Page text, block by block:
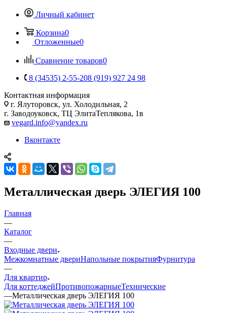
Личный кабинет
Корзина0
Отложенные0
Сравнение товаров0
8 (34535) 2-55-208 (919) 927 24 98
Контактная информация
г. Ялуторовск, ул. Холодильная, 2
г. Заводоуковск, ​ТЦ Элита​Теплякова, 1в
vegard.info@yandex.ru
Вконтакте
Металлическая дверь ЭЛЕГИЯ 100
Главная
—
Каталог
—
Входные двери
Межкомнатные двериНапольные покрытияФурнитура
—
Для квартир
Для коттеджейПротивопожарныеТехнические
—Металлическая дверь ЭЛЕГИЯ 100